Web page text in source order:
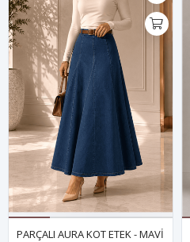
PARÇALI AURA KOT ETEK - MAVİ